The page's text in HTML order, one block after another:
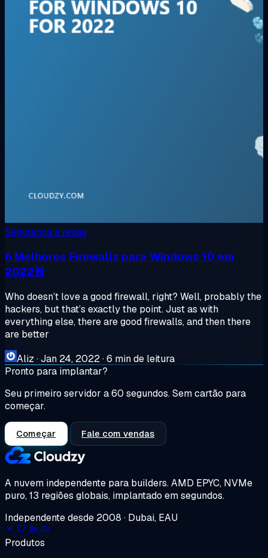
Segurança e redes
6 Melhores Firewalls para Windows 10 em
2022🚨
Who doesn’t love a good firewall, right? Well, probably the
hackers, but that’s exactly the point. Just as with
everything else, there are good firewalls, and then there
are better
Aliz ·Jan 24, 2022·6 min de leitura
Pronto para implantar?
Seu primeiro servidor a 60 segundos. Sem cartão para
começar.
Começar Fale com vendas
A nuvem independente para builders.AMD EPYC, NVMe
puro, 13 regiões globais, implantado em segundos.
Independente desde 2008 · Dubai, EAU
Produtos